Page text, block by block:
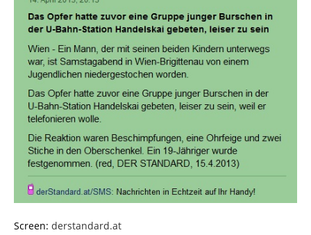
Screen: derstandard.at